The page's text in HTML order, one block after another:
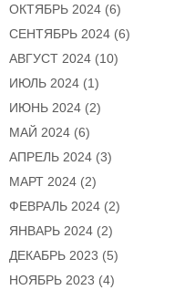
ОКТЯБРЬ 2024 (6)
СЕНТЯБРЬ 2024 (6)
АВГУСТ 2024 (10)
ИЮЛЬ 2024 (1)
ИЮНЬ 2024 (2)
МАЙ 2024 (6)
АПРЕЛЬ 2024 (3)
МАРТ 2024 (2)
ФЕВРАЛЬ 2024 (2)
ЯНВАРЬ 2024 (2)
ДЕКАБРЬ 2023 (5)
НОЯБРЬ 2023 (4)